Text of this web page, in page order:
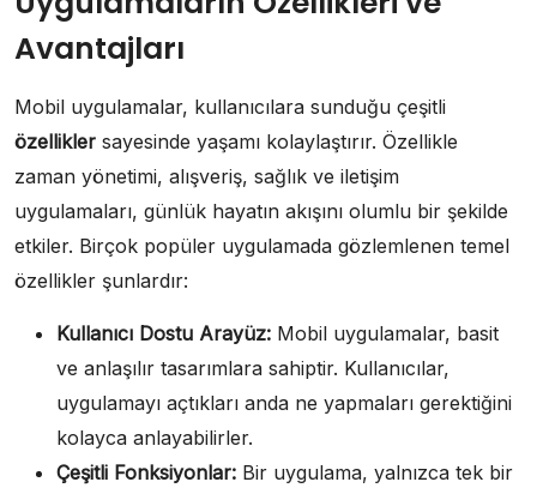
Avantajları
Mobil uygulamalar, kullanıcılara sunduğu çeşitli
özellikler sayesinde yaşamı kolaylaştırır. Özellikle
zaman yönetimi, alışveriş, sağlık ve iletişim
uygulamaları, günlük hayatın akışını olumlu bir şekilde
etkiler. Birçok popüler uygulamada gözlemlenen temel
özellikler şunlardır:
Kullanıcı Dostu Arayüz: Mobil uygulamalar, basit
ve anlaşılır tasarımlara sahiptir. Kullanıcılar,
uygulamayı açtıkları anda ne yapmaları gerektiğini
kolayca anlayabilirler.
Çeşitli Fonksiyonlar: Bir uygulama, yalnızca tek bir